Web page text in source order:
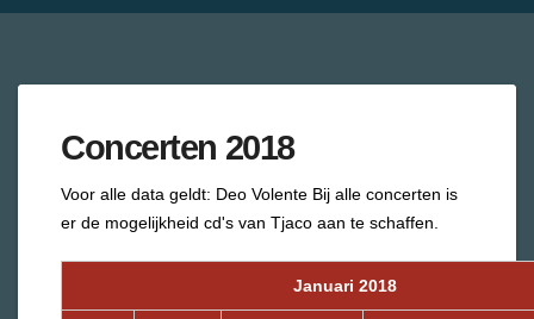
Concerten 2018
Voor alle data geldt: Deo Volente Bij alle concerten is
er de mogelijkheid cd's van Tjaco aan te schaffen.
Januari 2018